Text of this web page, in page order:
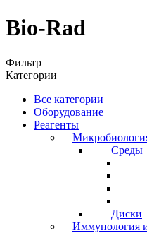
Bio-Rad
Фильтр
Категории
Все категории
Оборудование
Реагенты
Среды
Диски
Иммунология